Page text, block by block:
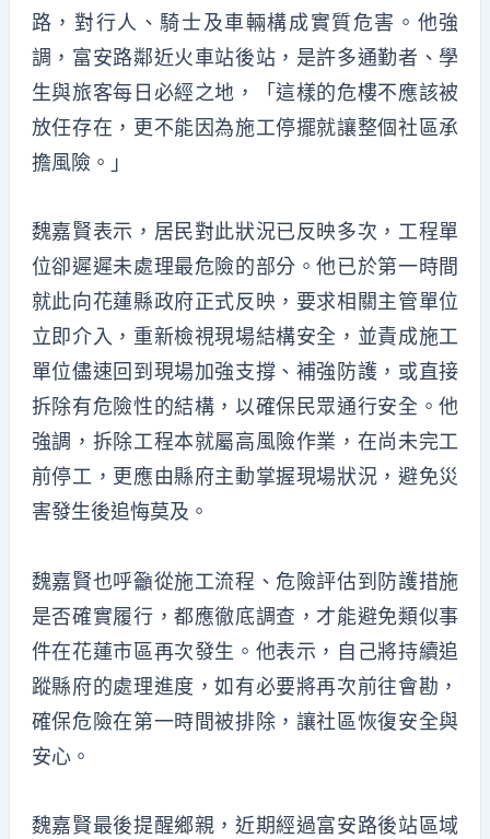
路，對行人、騎士及車輛構成實質危害。他強
調，富安路鄰近火車站後站，是許多通勤者、學
生與旅客每日必經之地，「這樣的危樓不應該被
放任存在，更不能因為施工停擺就讓整個社區承
擔風險。」
魏嘉賢表示，居民對此狀況已反映多次，工程單
位卻遲遲未處理最危險的部分。他已於第一時間
就此向花蓮縣政府正式反映，要求相關主管單位
立即介入，重新檢視現場結構安全，並責成施工
單位儘速回到現場加強支撐、補強防護，或直接
拆除有危險性的結構，以確保民眾通行安全。他
強調，拆除工程本就屬高風險作業，在尚未完工
前停工，更應由縣府主動掌握現場狀況，避免災
害發生後追悔莫及。
魏嘉賢也呼籲從施工流程、危險評估到防護措施
是否確實履行，都應徹底調查，才能避免類似事
件在花蓮市區再次發生。他表示，自己將持續追
蹤縣府的處理進度，如有必要將再次前往會勘，
確保危險在第一時間被排除，讓社區恢復安全與
安心。
魏嘉賢最後提醒鄉親，近期經過富安路後站區域